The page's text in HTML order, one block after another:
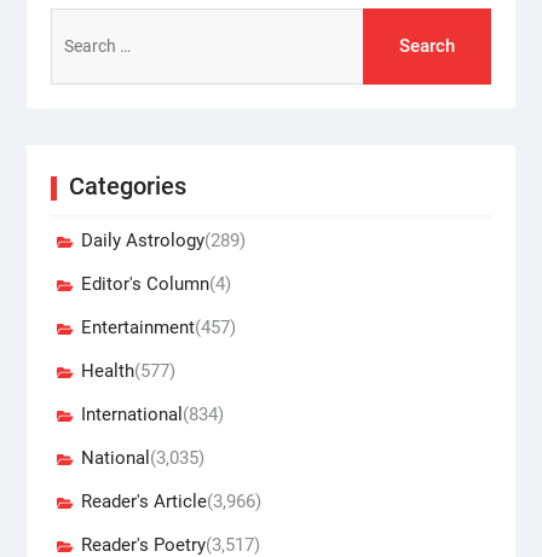
for:
Categories
Daily Astrology(289)
Editor's Column(4)
Entertainment(457)
Health(577)
International (834)
National (3,035)
Reader's Article(3,966)
Reader's Poetry(3,517)